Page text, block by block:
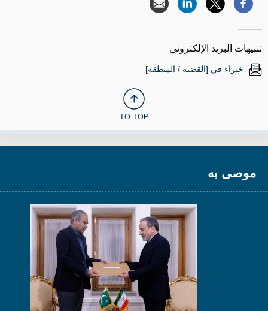
تنبيهات البريد الإلكتروني
خبراء في [القضية / المنطقة]
TO TOP
موصى به